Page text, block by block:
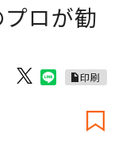
ロが勧
印刷